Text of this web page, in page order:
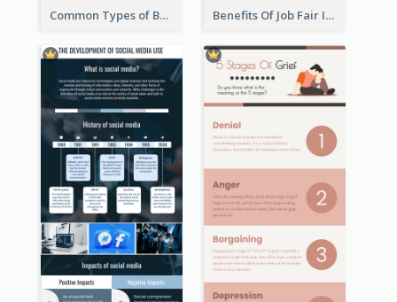
Common Types of Business Report Infographic Benefits Of Job Fair Infographic